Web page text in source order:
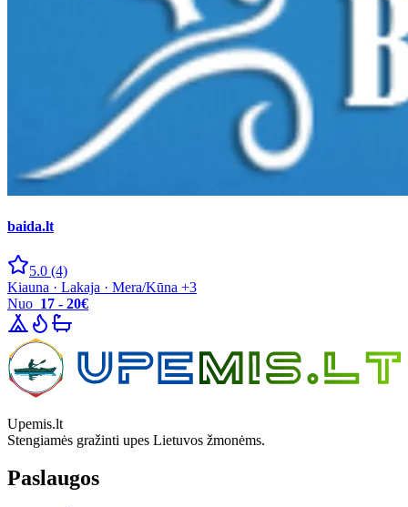
baida.lt
5.0 (4)
Kiauna · Lakaja · Mera/Kūna +3
Nuo 17 - 20€
Upemis.lt
Stengiamės gražinti upes Lietuvos žmonėms.
Paslaugos